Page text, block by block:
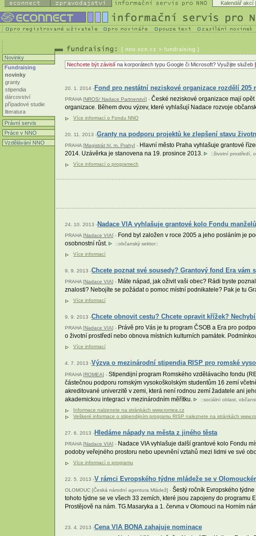
Kalendář akcí |
[ nno.ecn.cz > fundraising ]
Novinky
Fundraising
novinky
granty
stipendia
dárcovství
případové studie
literatura
Právní servis
Práce v NNO
Vzdělávání NNO
Nechcete být závislí na korporátech typu Google či Microsoft? Využijte služeb
20. 1. 2014 -Fond pro nestátní neziskové organizace rozdělí
PRAHA [NROS/ Nadace Partnerství] - České neziskové organizace mají
organizace. Během dvou výzev, které vyhlašují Nadace rozvoje
Více informací o Fondu NNO
20. 11. 2013 -Granty na podporu projektů ke zlepšení stavu
PRAHA [Magistrát hl. m. Prahy] - Hlavní město Praha vyhlašuje grantové
2014. Uzávěrka je stanovena na 19. prosince 2013.
::životní prostředí
Více informací o programech
24. 10. 2013 -Nadace VIA vyhlašuje grantové kolo Fondu
PRAHA [Nadace VIA] - Fond byl založen v roce 2005 a jeho posláním je
osobnostní růst.
::občanský sektor::
Více informací
9. 9. 2013 -Chcete poznat své sousedy? Grantový fond Era vám
PRAHA [Nadace VIA] - Máte nápad, jak oživit vaši obec? Rádi byste
znalosti? Nebojíte se požádat o pomoc místní podnikatele? Pak je tu
Více informací
9. 9. 2013 -Chcete obnovit cestu? Chcete opravit křížek?
PRAHA [Nadace VIA] - Právě pro Vás je tu program ČSOB a Era pro
o životní prostředí nebo obnova místních kulturních památek.
Více informací
4. 7. 2013 -Výzva o mezinárodní stipendia RISP pro romské
PRAHA [ROMEA] - Stipendijní program Romského vzdělávacího fondu
částečnou podporu romským vysokoškolským studentům 16 zemí
akreditované univerzitě v zemi, která není rodnou zemí žadatele ani
akademickou integraci v mezinárodním měřítku.
::sociální oblast
Informace nalzenete na stránkách www.romea.cz
Veškeré informace o stipendijním programu RISP naleznete na stránkách
27. 6. 2013 -Hledáme nápady na města z jiného těsta
PRAHA [Nadace VIA] - Nadace VIA vyhlašuje další grantové kolo Fondu
podoby veřejného prostoru nebo upevnění vztahů mezi lidmi ve své
Více informací o programu
22. 5. 2013 -V rámci Evropského týdne mládeže se v
OLOMOUC [Česká národní agentura Mládež] - Šestý ročník Evropského
tohoto týdne se ve všech 33 zemích, které jsou zapojeny do programu
Prostějově na nám. TG.Masaryka a 1. června v Olomouci na Horním
23. 4. 2013 -Cena VIA BONA zahajuje nominace